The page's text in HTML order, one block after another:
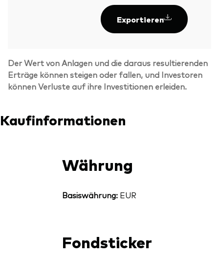
Exportieren
Der Wert von Anlagen und die daraus resultierenden
Erträge können steigen oder fallen, und Investoren
können Verluste auf ihre Investitionen erleiden.
Kaufinformationen
Währung
Basiswährung:EUR
Fondsticker